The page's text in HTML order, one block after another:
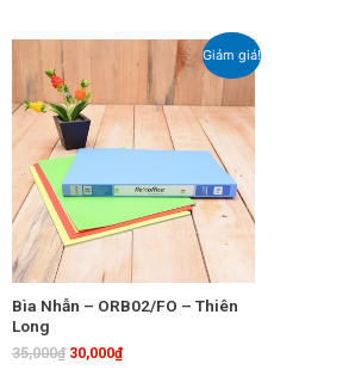
sản
phẩm
Giảm giá!
Bìa Nhẫn – ORB02/FO – Thiên
Long
35,000₫
là:
35,000₫.
30,000₫
hiện
là:
30,000₫.